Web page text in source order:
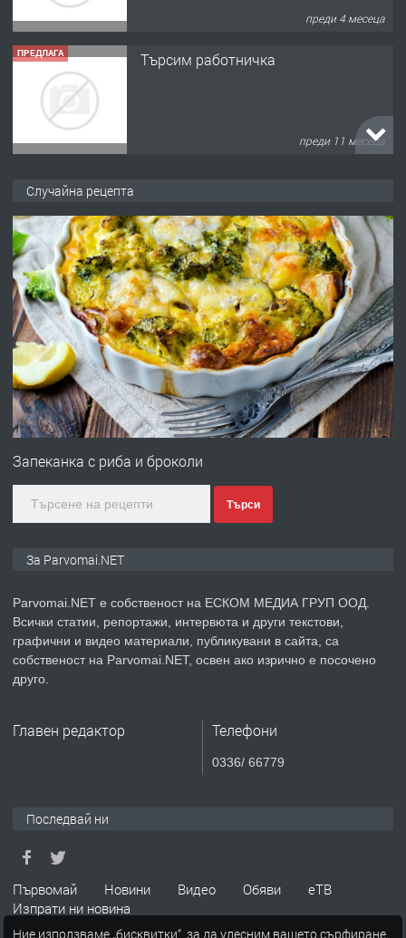
преди 4 месеца
ПРЕДЛАГА Търсим работничка
преди 11 месеца
преди 1 година
ПРЕДЛАГА Работа за общи работници
преди 1 година
ПРЕДЛАГА
Първи поход "По стъпките на Ангел
преди 1 година
ПРЕДЛАГА Уроци по Математика
ТЪРСИ Търсим работник
Случайна рецепта
Запеканка с риба и броколи
Търси
За Parvomai.NET
Parvomai.NET е собственост на ЕСКОМ МЕДИА ГРУП ООД.
Всички статии, репортажи, интервюта и други текстови,
графични и видео материали, публикувани в сайта, са
собственост на Parvomai.NET, освен ако изрично е посочено
друго.
Главен редактор Телефони
0336/ 66779
Последвай ни
Първомай Новини Видео Обяви
еТВ
Изпрати ни новина
Ние използваме „бисквитки“, за да улесним вашето сърфиране.